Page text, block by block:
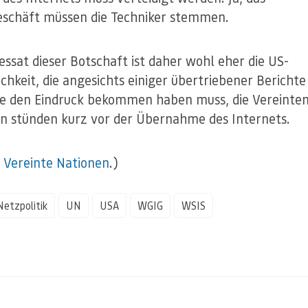
müssen die Techniker stemmen.
dieser Botschaft ist daher wohl eher die US-
die angesichts einiger übertriebener Berichte
den Eindruck bekommen haben muss, die
stünden kurz vor der Übernahme des Internets.
Vereinte Nationen.)
UN USA WGIG WSIS